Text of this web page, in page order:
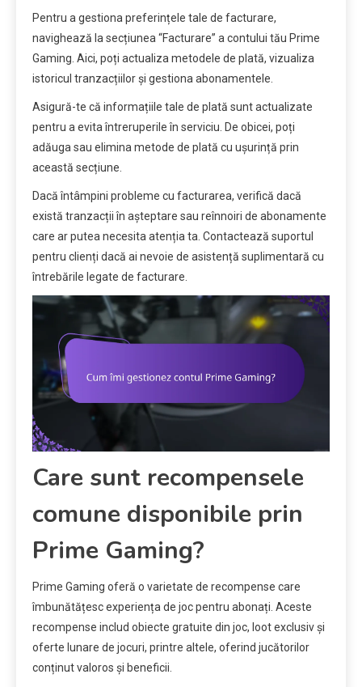
Pentru a gestiona preferințele tale de facturare,
navighează la secțiunea “Facturare” a contului tău Prime
Gaming. Aici, poți actualiza metodele de plată, vizualiza
istoricul tranzacțiilor și gestiona abonamentele.
Asigură-te că informațiile tale de plată sunt actualizate
pentru a evita întreruperile în serviciu. De obicei, poți
adăuga sau elimina metode de plată cu ușurință prin
această secțiune.
Dacă întâmpini probleme cu facturarea, verifică dacă
există tranzacții în așteptare sau reînnoiri de abonamente
care ar putea necesita atenția ta. Contactează suportul
pentru clienți dacă ai nevoie de asistență suplimentară cu
întrebările legate de facturare.
Care sunt recompensele
comune disponibile prin
Prime Gaming?
Prime Gaming oferă o varietate de recompense care
îmbunătățesc experiența de joc pentru abonați. Aceste
recompense includ obiecte gratuite din joc, loot exclusiv și
oferte lunare de jocuri, printre altele, oferind jucătorilor
conținut valoros și beneficii.